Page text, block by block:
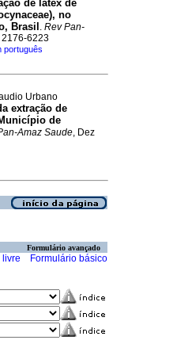
de látex de
no
Brasil . Rev Pan-
2176-6223
português
Urbano
extração de
de
Amaz Saude, Dez
Formulário avançado
livre Formulário básico